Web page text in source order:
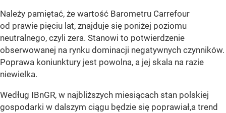
Należy pamiętać, że wartość Barometru Carrefour
od prawie pięciu lat, znajduje się poniżej poziomu
neutralnego, czyli zera. Stanowi to potwierdzenie
obserwowanej na rynku dominacji negatywnych czynników.
Poprawa koniunktury jest powolna, a jej skala na razie
niewielka.
Według IBnGR, w najbliższych miesiącach stan polskiej
gospodarki w dalszym ciągu będzie się poprawiał,a trend